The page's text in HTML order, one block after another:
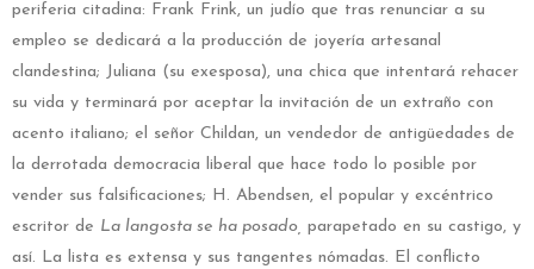
periferia citadina: Frank Frink, un judío que tras renunciar a su
empleo se dedicará a la producción de joyería artesanal
clandestina; Juliana (su exesposa), una chica que intentará rehacer
su vida y terminará por aceptar la invitación de un extraño con
acento italiano; el señor Childan, un vendedor de antigüedades de
la derrotada democracia liberal que hace todo lo posible por
vender sus falsificaciones; H. Abendsen, el popular y excéntrico
escritor de La langosta se ha posado, parapetado en su castigo, y
así. La lista es extensa y sus tangentes nómadas. El conflicto